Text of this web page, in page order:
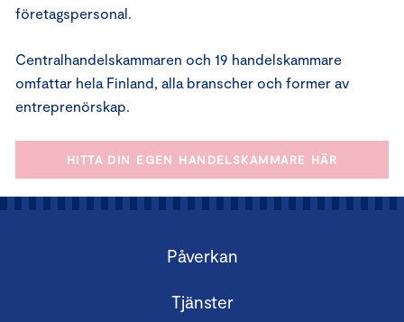
företagspersonal.
Centralhandelskammaren och 19 handelskammare
omfattar hela Finland, alla branscher och former av
entreprenörskap.
HITTA DIN EGEN HANDELSKAMMARE HÄR
Påverkan
Tjänster